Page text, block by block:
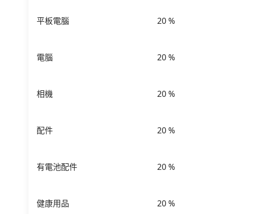
平板電腦 20%
電腦 20%
相機 20%
配件 20%
有電池配件 20%
健康用品 20%